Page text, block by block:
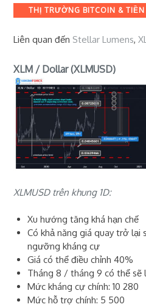
THỊ TRƯỜNG BITCOIN &
Liên quan đến Stellar Lumens,
XLM / Dollar (XLMUSD)
XLMUSD trên khung 1D:
Xu hướng tăng khá hạn chế
Có khả năng giá quay trở lại
ngưỡng kháng cự
Giá có thể điều chỉnh 40%
Tháng 8 / tháng 9 có thể sẽ
Mức kháng cự chính: 10 280
Mức hỗ trợ chính: 5 500